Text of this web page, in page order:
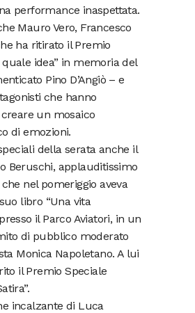
performance inaspettata.
Mauro Vero, Francesco
ha ritirato il Premio
quale idea” in memoria del
Pino D’Angiò – e
che hanno
un mosaico
di emozioni.
della serata anche il
Beruschi, applauditissimo
nel pomeriggio aveva
libro “Una vita
il Parco Aviatori, in un
di pubblico moderato
Monica Napoletano. A lui
il Premio Speciale
incalzante di Luca